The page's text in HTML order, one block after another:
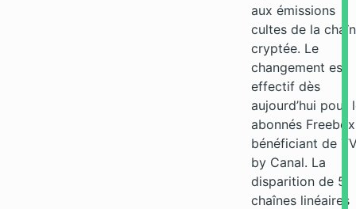
aux émissions
cultes de la
cryptée. Le
changement est
effectif dès
aujourd’hui pour
abonnés Freebox
bénéficiant de
by Canal. La
disparition de 5
chaînes linéaires